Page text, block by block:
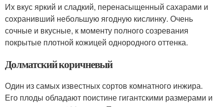
Их вкус яркий и сладкий, перенасыщенный сахарами и
сохранивший небольшую ягодную кислинку. Очень
сочные и вкусные, к моменту полного созревания
покрытые плотной кожицей однородного оттенка.
Долматский коричневый
Один из самых известных сортов комнатного инжира.
Его плоды обладают поистине гигантскими размерами и